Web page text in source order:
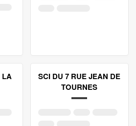
LA
SCI DU 7 RUE JEAN DE
TOURNES